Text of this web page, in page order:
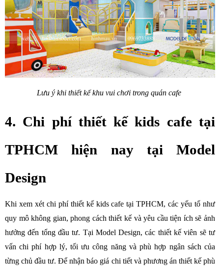
Lưu ý khi thiết kế khu vui chơi trong quán cafe
4. Chi phí thiết kế kids cafe tại
TPHCM hiện nay tại Model
Design
Khi xem xét chi phí thiết kế kids cafe tại TPHCM, các yếu tố như
quy mô không gian, phong cách thiết kế và yêu cầu tiện ích sẽ ảnh
hưởng đến tổng đầu tư. Tại Model Design, các thiết kế viên sẽ tư
vấn chi phí hợp lý, tối ưu công năng và phù hợp ngân sách của
từng chủ đầu tư. Để nhận báo giá chi tiết và phương án thiết kế phù